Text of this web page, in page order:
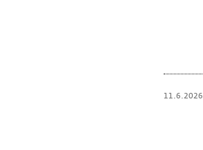
11.6.2026